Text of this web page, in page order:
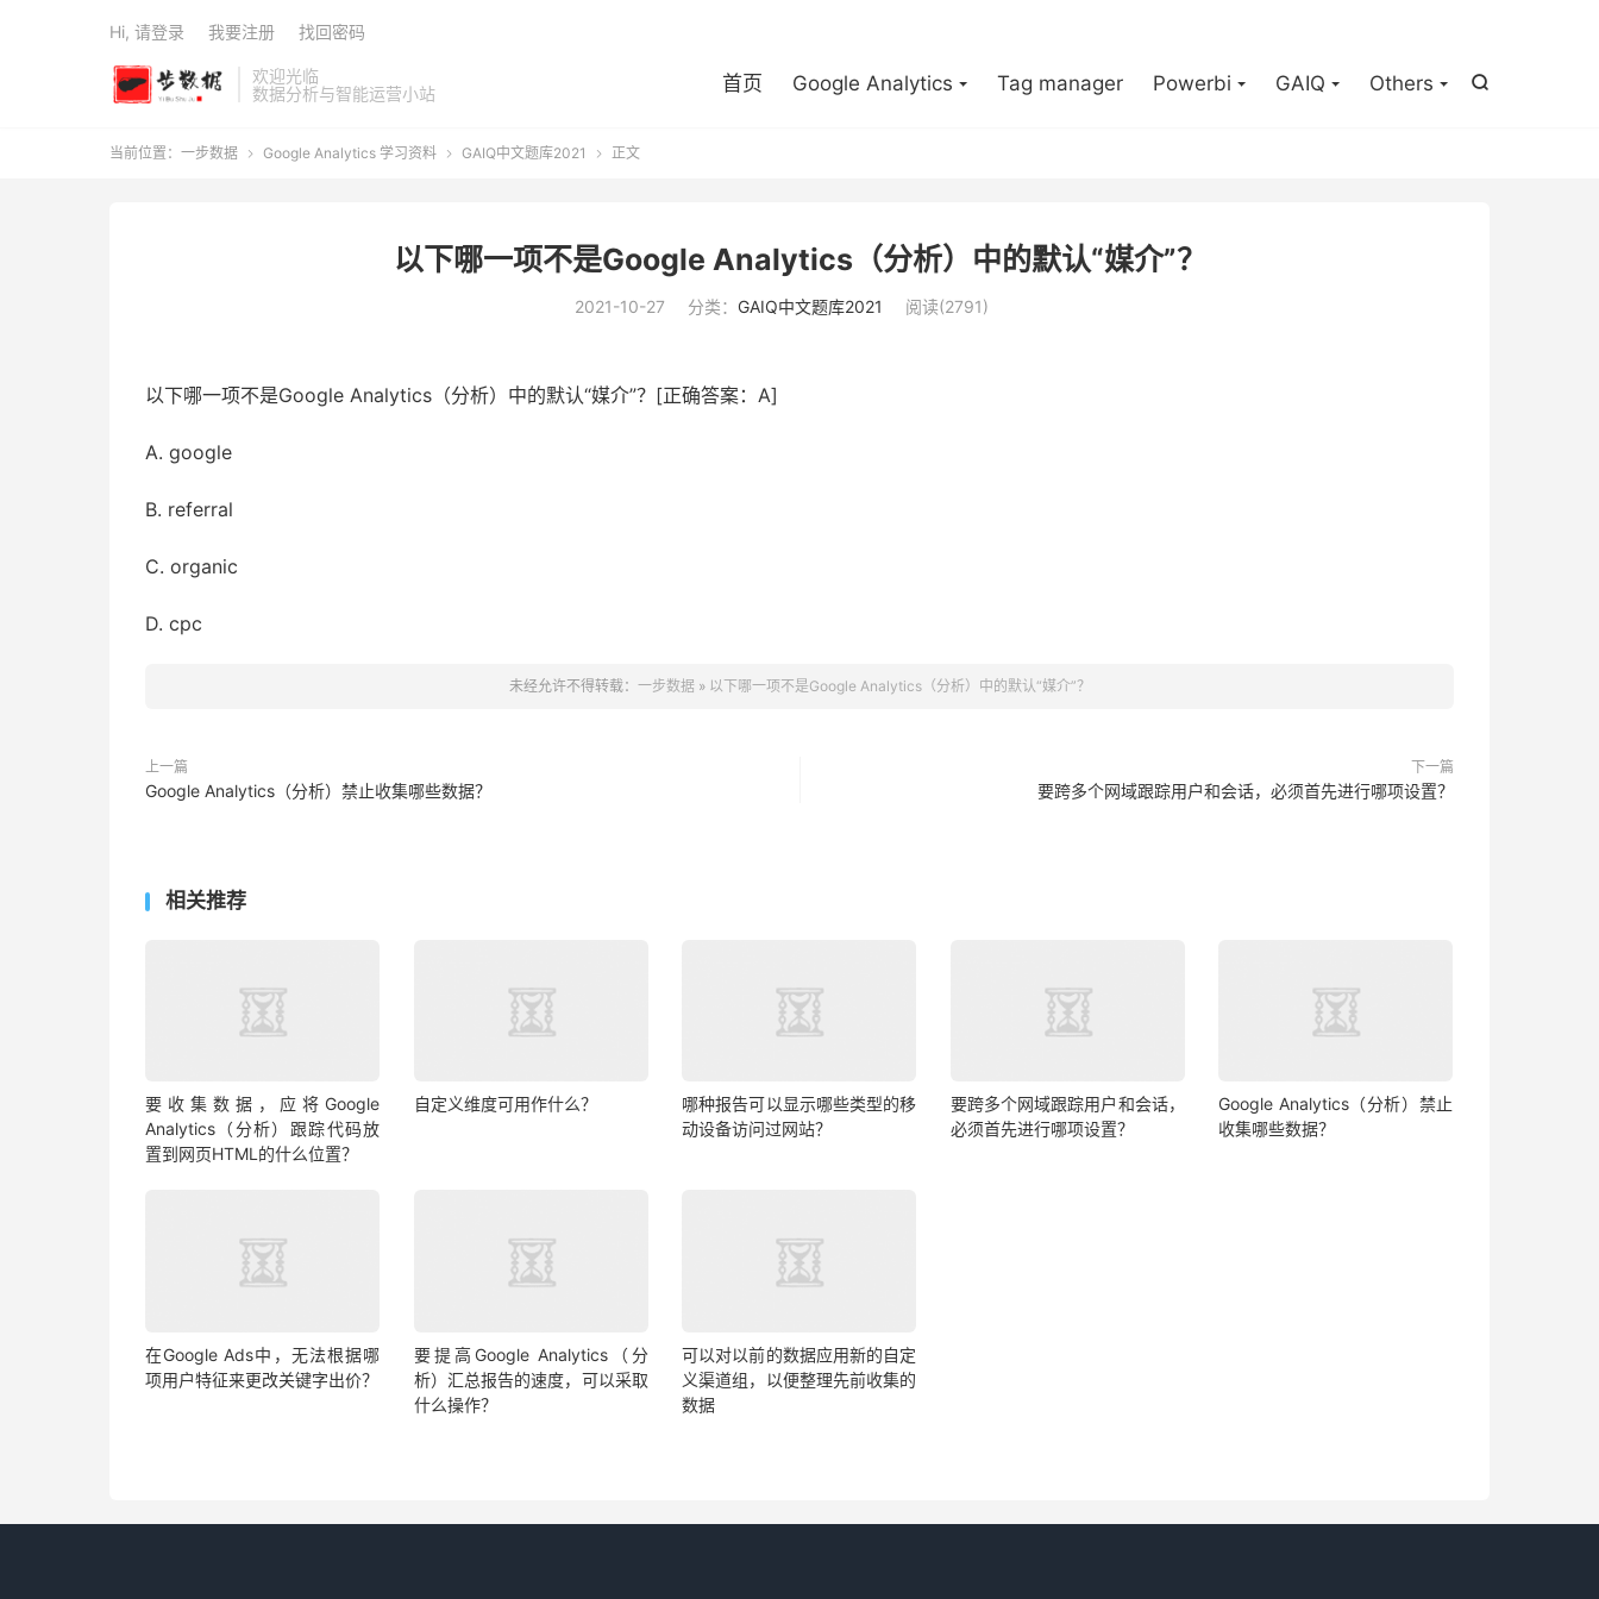
欢迎光临
数据分析与智能运营小站

首页 Google Analytics Tag manager Powerbi GAIQ Others
Hi, 请登录 我要注册 找回密码
当前位置： 一步数据  Google Analytics 学习资料  GAIQ中文题库2021  正文
以下哪一项不是Google Analytics（分析）中的默认“媒介”？
2021-10-27 分类： GAIQ中文题库2021 阅读(2791)
以下哪一项不是Google Analytics（分析）中的默认“媒介”？[正确答案：A]
A. google
B. referral
C. organic
D. cpc
未经允许不得转载： 一步数据» 以下哪一项不是Google Analytics（分析）中的默认“媒介”？
上一篇
Google Analytics（分析）禁止收集哪些数据？
下一篇
要跨多个网域跟踪用户和会话，必须首先进行哪项设置？
相关推荐
要收集数据，应将Google
Analytics（分析）跟踪代码放
置到网页HTML的什么位置？
自定义维度可用作什么？
哪种报告可以显示哪些类型的移
动设备访问过网站？
要跨多个网域跟踪用户和会话，
必须首先进行哪项设置？
Google Analytics（分析）禁止
收集哪些数据？
在Google Ads中，无法根据哪
项用户特征来更改关键字出价？
要提高Google Analytics（分
析）汇总报告的速度，可以采取
什么操作？
可以对以前的数据应用新的自定
义渠道组，以便整理先前收集的
数据